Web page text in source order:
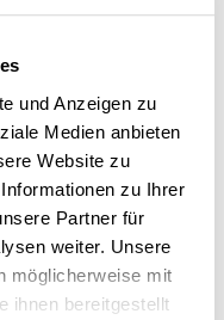
und Anzeigen zu
Medien anbieten
Website zu
zu Ihrer
Partner für
weiter. Unsere
möglicherweise mit
ihnen bereitgestellt
Holz und